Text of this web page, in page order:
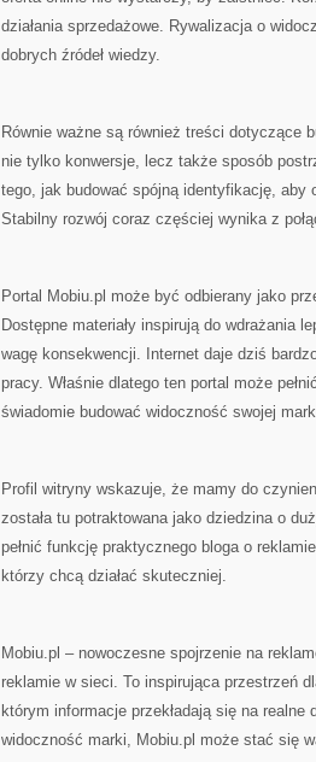
działania sprzedażowe. Rywalizacja o
dobrych źródeł wiedzy.
Równie ważne są również treści dotyczące
nie tylko konwersje, lecz także sposób
tego, jak budować spójną identyfikację, aby
Stabilny rozwój coraz częściej wynika z
Portal Mobiu.pl może być odbierany jako
Dostępne materiały inspirują do wdrażania
wagę konsekwencji. Internet daje dziś
pracy. Właśnie dlatego ten portal może
świadomie budować widoczność swojej
Profil witryny wskazuje, że mamy do
została tu potraktowana jako dziedzina o
pełnić funkcję praktycznego bloga o
którzy chcą działać skuteczniej.
Mobiu.pl – nowoczesne spojrzenie na
reklamie w sieci. To inspirująca przestrzeń
którym informacje przekładają się na
widoczność marki, Mobiu.pl może stać się